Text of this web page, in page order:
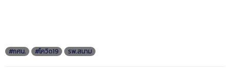
#กศน. #โควิด19 รพ.สนาม